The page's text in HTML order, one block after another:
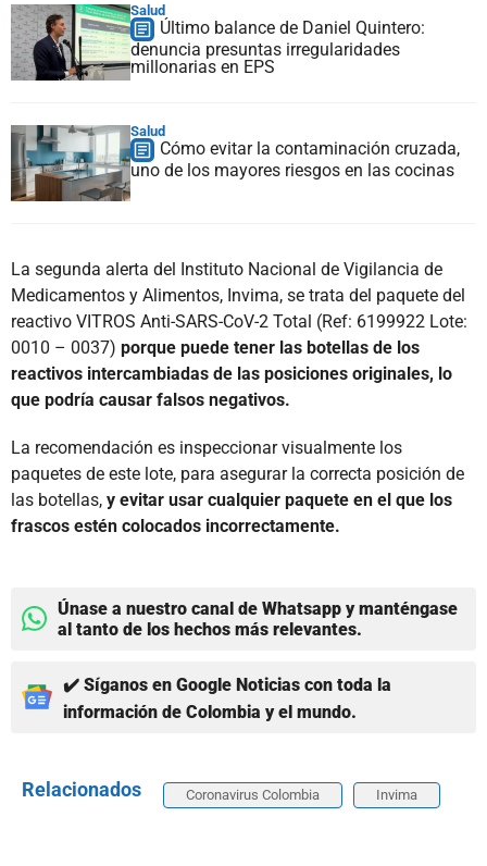
Salud
Último balance de Daniel Quintero:
denuncia presuntas irregularidades
millonarias en EPS
Salud
Cómo evitar la contaminación cruzada,
uno de los mayores riesgos en las cocinas
La segunda alerta del Instituto Nacional de Vigilancia de
Medicamentos y Alimentos, Invima, se trata del paquete del
reactivo VITROS Anti-SARS-CoV-2 Total (Ref: 6199922 Lote:
0010 – 0037) porque puede tener las botellas de los
reactivos intercambiadas de las posiciones originales, lo
que podría causar falsos negativos.
La recomendación es inspeccionar visualmente los
paquetes de este lote, para asegurar la correcta posición de
las botellas, y evitar usar cualquier paquete en el que los
frascos estén colocados incorrectamente.
Únase a nuestro canal de Whatsapp y manténgase
al tanto de los hechos más relevantes.
✔️ Síganos en Google Noticias con toda la
información de Colombia y el mundo.
Relacionados Coronavirus Colombia Invima